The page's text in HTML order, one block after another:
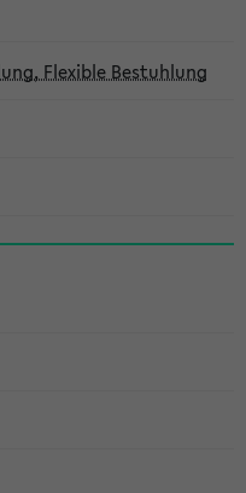
Flexible Bestuhlung